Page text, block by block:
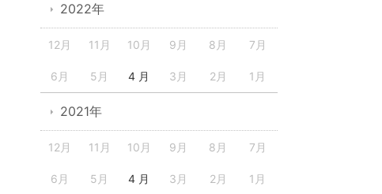
2022年
12月 11月 10月 9月 8月 7月
6月 5月 4 月 3月 2月 1月
2021年
12月 11月 10月 9月 8月 7月
6月 5月 4 月 3月 2月 1月